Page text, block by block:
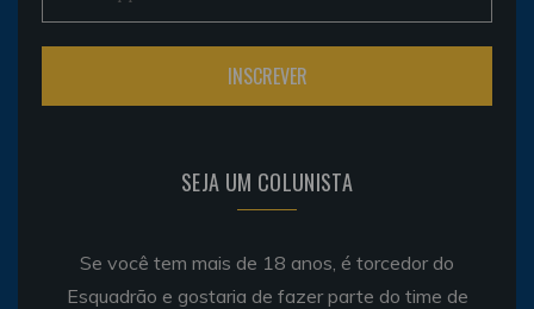
SEJA UM COLUNISTA
Se você tem mais de 18 anos, é torcedor do
Esquadrão e gostaria de fazer parte do time de